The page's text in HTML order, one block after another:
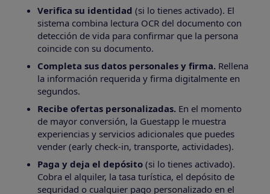
Verifica su identidad (si lo tienes activado). El
sistema combina lectura OCR del documento con
detección de vida para confirmar que la persona
coincide con su documento.
Completa sus datos personales y firma. Rellena
la información requerida y firma digitalmente en
segundos.
Recibe ofertas personalizadas. En el momento
de mayor conversión, la Guestapp le muestra
experiencias y servicios adicionales que puedes
vender (early check-in, transporte, actividades).
Paga y deja el depósito (si lo tienes activado).
Cobra el alquiler, la tasa turística, el depósito de
seguridad o cualquier pago personalizado en el